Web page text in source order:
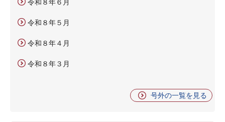
令和８年５月
令和８年４月
令和８年３月
号外の一覧を見る